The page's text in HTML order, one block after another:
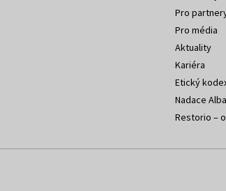
Pro
Pro média
Aktuality
Kariéra
Etický
Nadace
Restorio –